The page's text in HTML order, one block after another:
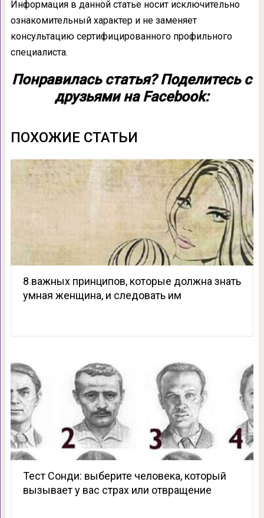
Информация в данной статье носит исключительно
ознакомительный характер и не заменяет
консультацию сертифицированного профильного
специалиста.
Понравилась статья? Поделитесь с
друзьями на Facebook:
ПОХОЖИЕ СТАТЬИ
8 важных принципов, которые должна знать
умная женщина, и следовать им
Тест Сонди: выберите человека, который
вызывает у вас страх или отвращение